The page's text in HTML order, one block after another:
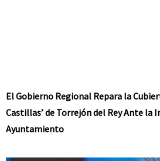
El Gobierno Regional Repara la
Castillas’ de Torrejón del Rey Ante la
Ayuntamiento